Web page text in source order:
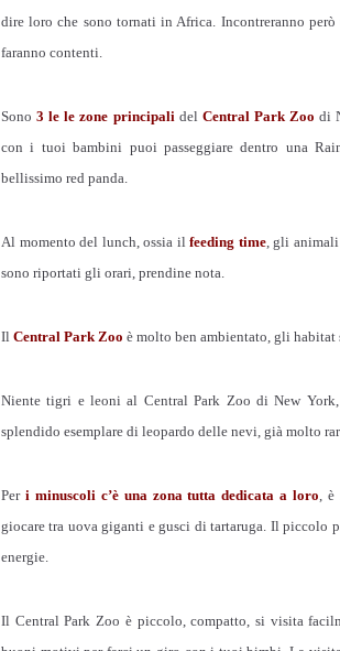
dire loro che sono tornati in Africa. Incontreranno
faranno contenti.
Sono3 le le zone principali del Central Park Zoo di
con i tuoi bambini puoi passeggiare dentro una
bellissimo red panda.
Al momento del lunch, ossia ilfeeding time, gli animali
sono riportati gli orari, prendine nota.
Il Central Park Zoo è molto ben ambientato, gli
Niente tigri e leoni al Central Park Zoo di New
splendido esemplare di leopardo delle nevi, già molto
Peri minuscoli c’è una zona tutta dedicata a loro ,
giocare tra uova giganti e gusci di tartaruga. Il piccolo
energie.
Il Central Park Zoo è piccolo, compatto, si visita